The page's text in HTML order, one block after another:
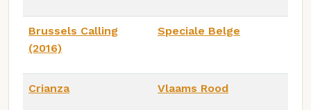
Brussels Calling
(2016)
Speciale Belge
Crianza Vlaams Rood